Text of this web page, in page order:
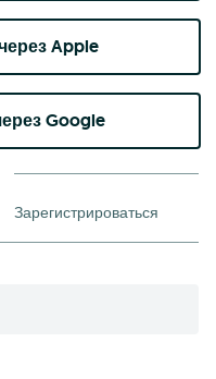
Apple
Google
Зарегистрироваться